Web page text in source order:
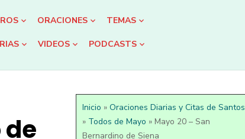
ORACIONES TEMAS
VIDEOS PODCASTS
de
Inicio » Oraciones Diarias y Citas de Santos
» Todos de Mayo » Mayo 20 – San
Bernardino de Siena